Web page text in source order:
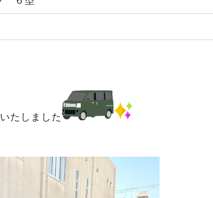
たしました